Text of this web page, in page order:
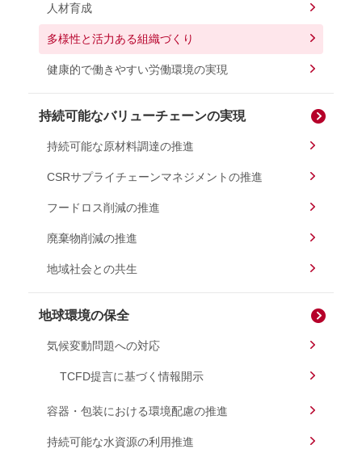
人材育成
多様性と活力ある組織づくり
健康的で働きやすい労働環境の実現
持続可能なバリューチェーンの実現
持続可能な原材料調達の推進
CSRサプライチェーンマネジメントの推進
フードロス削減の推進
廃棄物削減の推進
地域社会との共生
地球環境の保全
気候変動問題への対応
TCFD提言に基づく情報開示
容器・包装における環境配慮の推進
持続可能な水資源の利用推進